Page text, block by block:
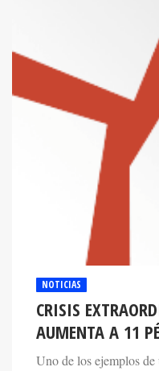
NOTICIAS
CRISIS
AUMENTA A 11
Uno de los ejemplos